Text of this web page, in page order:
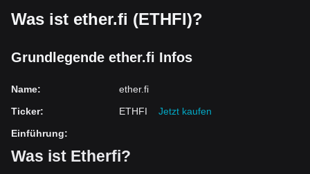
Was ist ether.fi (ETHFI)?
Grundlegende ether.fi Infos
Name:
ether.fi
Ticker: ETHFI
Jetzt kaufen
Einführung:
Was ist Etherfi?